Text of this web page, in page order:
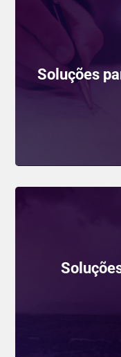
Soluções